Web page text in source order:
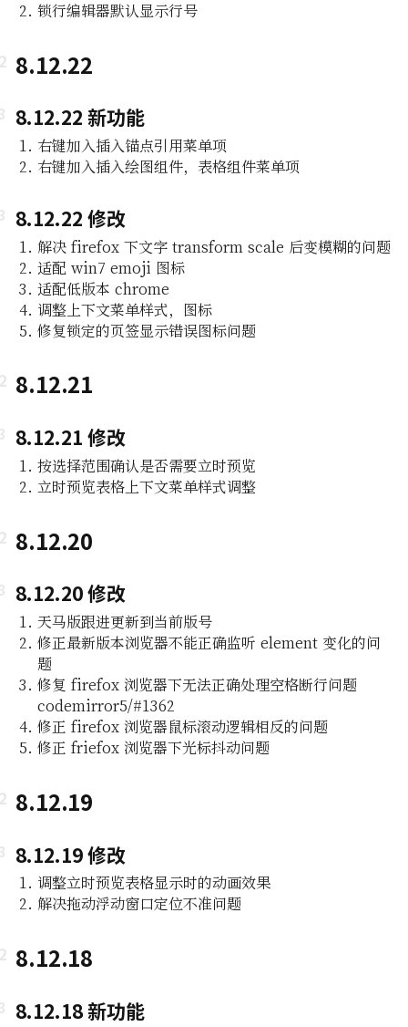
锁行编辑器默认显示行号
8.12.22
8.12.22 新功能
右键加入插入锚点引用菜单项
右键加入插入绘图组件，表格组件菜单项
8.12.22 修改
解决 firefox 下文字 transform scale 后变模糊的问题
适配 win7 emoji 图标
适配低版本 chrome
调整上下文菜单样式，图标
修复锁定的页签显示错误图标问题
8.12.21
8.12.21 修改
按选择范围确认是否需要立时预览
立时预览表格上下文菜单样式调整
8.12.20
8.12.20 修改
天马版跟进更新到当前版号
修正最新版本浏览器不能正确监听 element 变化的问
题
修复 firefox 浏览器下无法正确处理空格断行问题
codemirror5/#1362
修正 firefox 浏览器鼠标滚动逻辑相反的问题
修正 friefox 浏览器下光标抖动问题
8.12.19
8.12.19 修改
调整立时预览表格显示时的动画效果
解决拖动浮动窗口定位不准问题
8.12.18
8.12.18 新功能